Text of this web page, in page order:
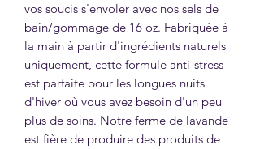
vos soucis s'envoler avec nos sels de
bain/gommage de 16 oz. Fabriquée à
la main à partir d'ingrédients naturels
uniquement, cette formule anti-stress
est parfaite pour les longues nuits
d'hiver où vous avez besoin d'un peu
plus de soins. Notre ferme de lavande
est fière de produire des produits de